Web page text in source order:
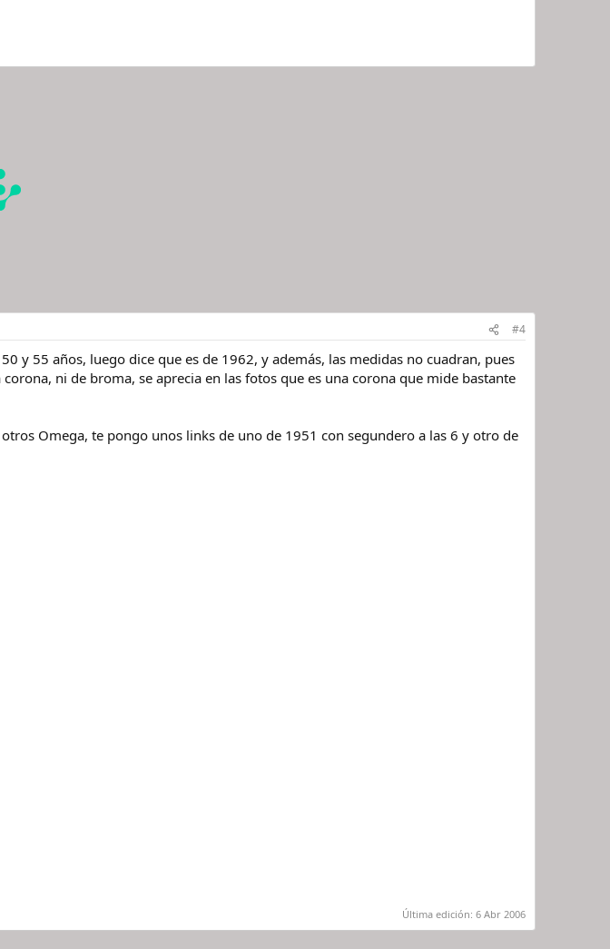
#4
y 55 años, luego dice que es de 1962, y además, las medidas no cuadran, pues
ni de broma, se aprecia en las fotos que es una corona que mide bastante
Omega, te pongo unos links de uno de 1951 con segundero a las 6 y otro de
Última edición: 6 Abr 2006